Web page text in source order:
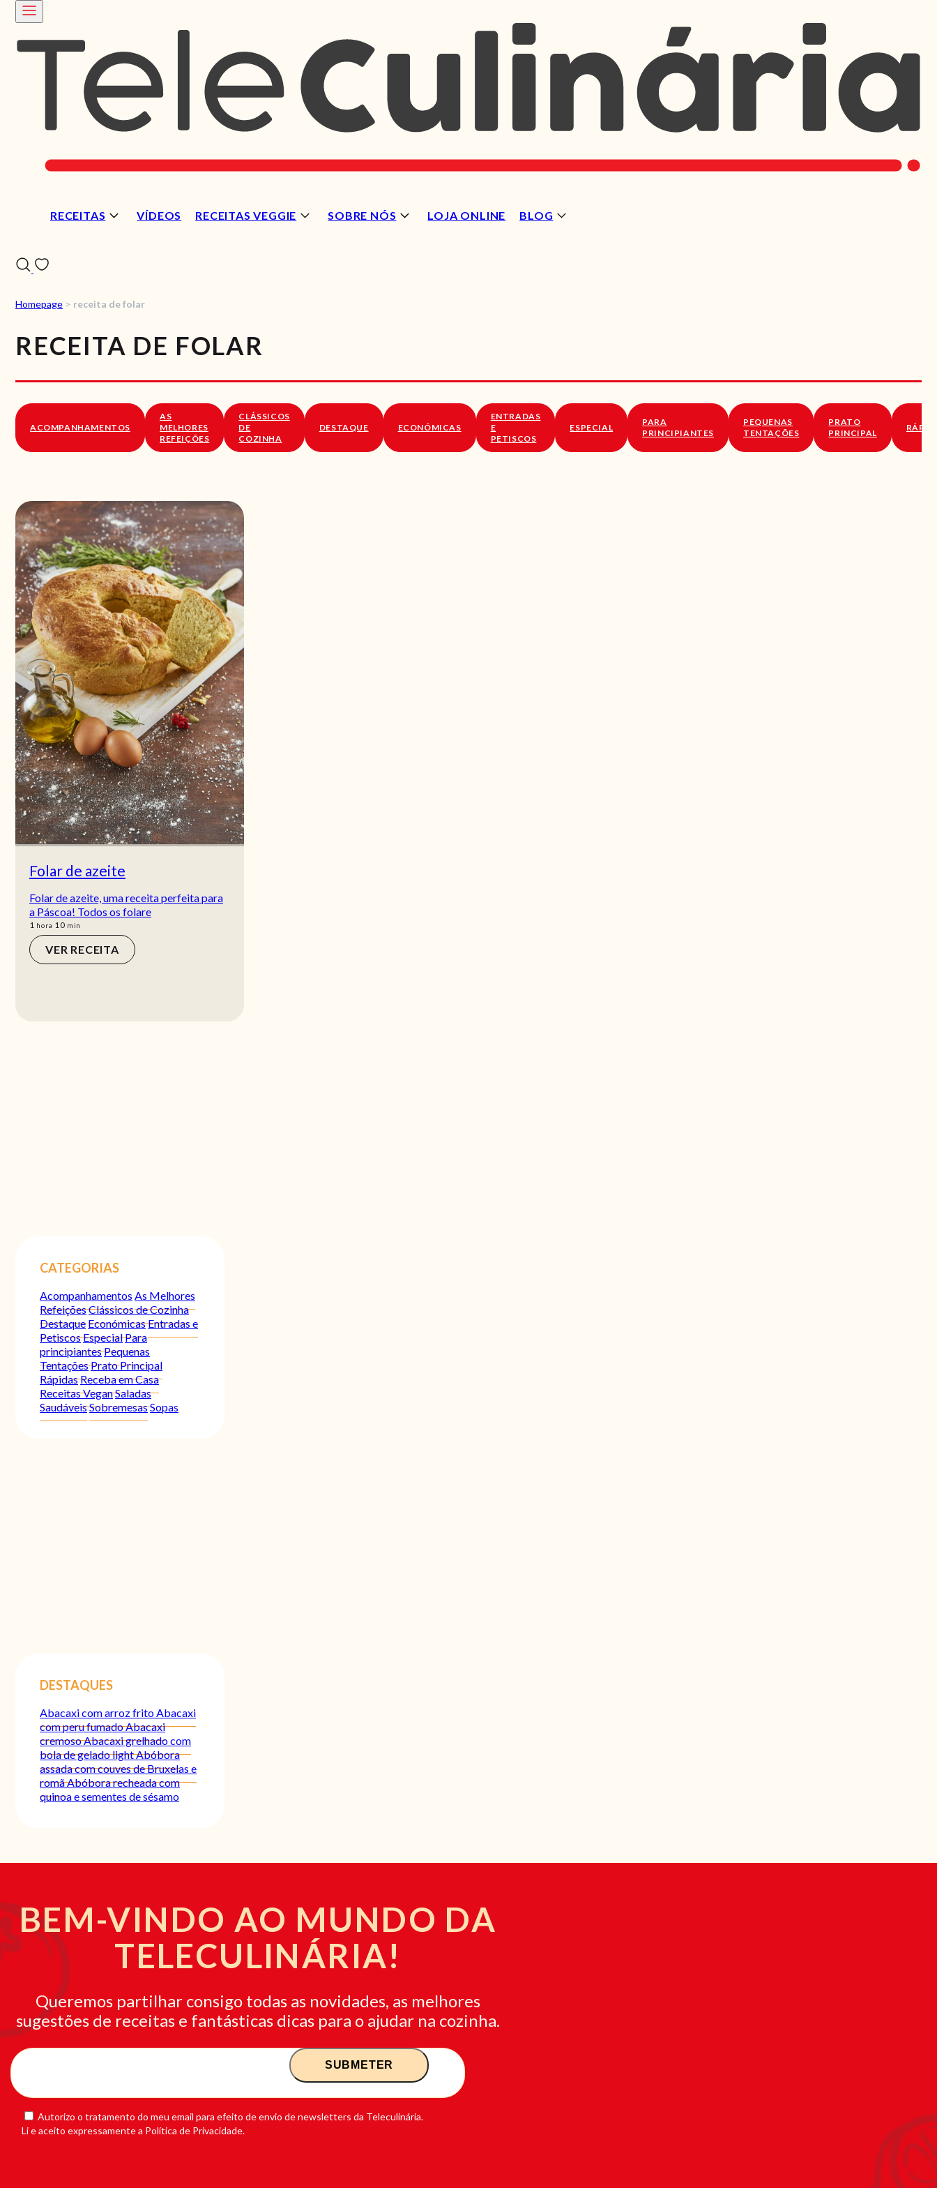
RECEITAS VÍDEOS RECEITAS VEGGIE SOBRE NÓS LOJA ONLINE BLOG
SOBRE NÓS
Homepage > receita de folar
RECEITA DE FOLAR
ACOMPANHAMENTOS
AS
MELHORES
REFEIÇÕES
CLÁSSICOS
DE
COZINHA
DESTAQUE ECONÓMICAS
ENTRADAS
E
PETISCOS
ESPECIAL
PARA
PRINCIPIANTES
PEQUENAS
TENTAÇÕES
PRATO
PRINCIPAL
Folar de azeite
Folar de azeite, uma receita perfeita para
a Páscoa! Todos os folare
1 hora
hora 10min
min
VER RECEITA
CATEGORIAS
Acompanhamentos As Melhores
RefeiçõesClássicos de Cozinha
Destaque EconómicasEntradas e
PetiscosEspecialPara
principiantesPequenas
TentaçõesPrato Principal
RápidasReceba em Casa
Receitas VeganSaladas
SaudáveisSobremesasSopas
DESTAQUES
Abacaxi com arroz frito Abacaxi
com peru fumadoAbacaxi
cremosoAbacaxi grelhado com
bola de gelado lightAbóbora
assada com couves de Bruxelas e
romãAbóbora recheada com
quinoa e sementes de sésamo
BEM-VINDO AO MUNDO DA
TELECULINÁRIA!
Queremos partilhar consigo todas as novidades, as melhores
sugestões de receitas e fantásticas dicas para o ajudar na cozinha.
Autorizo o tratamento do meu email para efeito de envio de newsletters da Teleculinária.
Li e aceito expressamente a Política de Privacidade.